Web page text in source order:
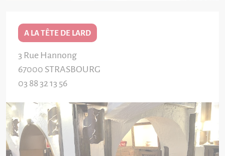
A LA TÊTE DE LARD
3 Rue Hannong
67000 STRASBOURG
03 88 32 13 56